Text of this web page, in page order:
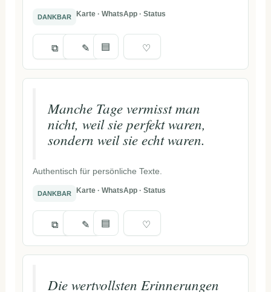
DANKBAR Karte · WhatsApp · Status
⧉ ✎ ▤ ♡
Manche Tage vermisst man
nicht, weil sie perfekt waren,
sondern weil sie echt waren.
Authentisch für persönliche Texte.
DANKBAR Karte · WhatsApp · Status
⧉ ✎ ▤ ♡
Die wertvollsten Erinnerungen